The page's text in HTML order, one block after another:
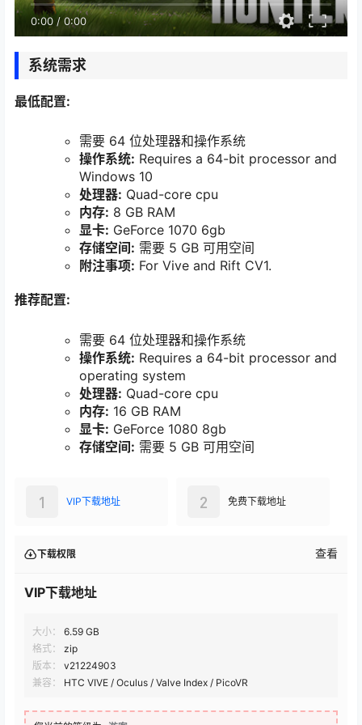
0:00 / 0:00
系统需求
最低配置:
需要 64 位处理器和操作系统
操作系统: Requires a 64-bit processor and
Windows 10
处理器: Quad-core cpu
内存: 8 GB RAM
显卡: GeForce 1070 6gb
存储空间: 需要 5 GB 可用空间
附注事项: For Vive and Rift CV1.
推荐配置:
需要 64 位处理器和操作系统
操作系统: Requires a 64-bit processor and
operating system
处理器: Quad-core cpu
内存: 16 GB RAM
显卡: GeForce 1080 8gb
存储空间: 需要 5 GB 可用空间
VIP下载地址
1 免费下载地址
2
下载权限 查看
VIP下载地址
大小：
6.59 GB
格式：
zip
版本：
v21224903
兼容：
HTC VIVE / Oculus / Valve Index / PicoVR